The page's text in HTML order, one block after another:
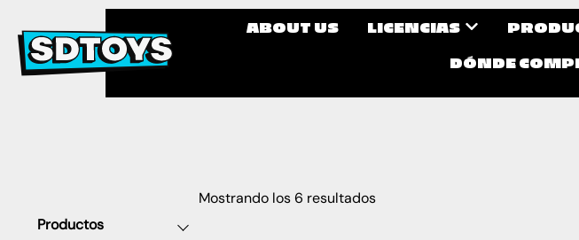
ABOUT US LICENCIAS
DÓNDE
Productos
Mostrando los 6 resultados